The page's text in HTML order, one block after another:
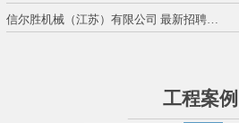
信尔胜机械（江苏）有限公司 最新招聘…
工程案例